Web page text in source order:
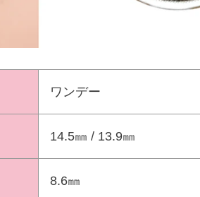
ワンデー
14.5㎜ / 13.9㎜
8.6㎜